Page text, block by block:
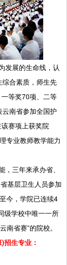
发展的生命线，认
综合素质，师生先
等奖70项、二等
南省参加全国护
赛项上获奖院
专业教师教学能力
三年来承办省、
基层卫生人员参加
今，学院已连续4
级学校中唯一一所
省赛”的院校。
招生专业：